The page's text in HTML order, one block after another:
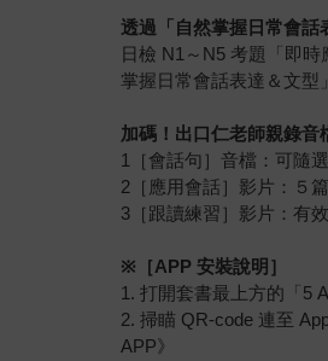
透過「自然掌握日常會話
日檢 N1～N5 考題「即
掌握日常會話表達＆文型
加碼！出口仁老師親錄音
1［會話句］音檔：可隨
2［應用會話］影片：５
3［跟讀練習］影片：有
※［APP 安裝說明］
1. 打開套書最上方的「5
2. 掃瞄 QR-code 連至
APP》